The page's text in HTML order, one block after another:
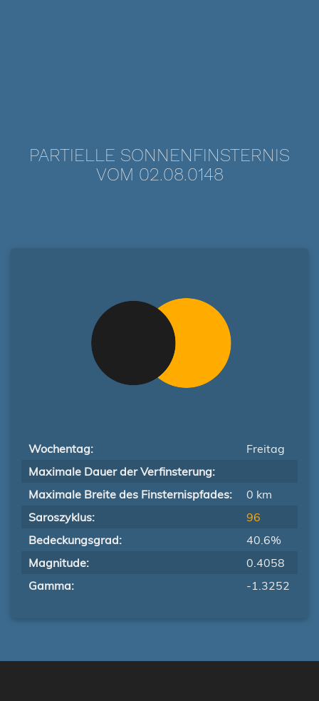
PARTIELLE SONNENFINSTERNIS
VOM 02.08.0148
Wochentag:
Freitag
Maximale Dauer der Verfinsterung:
Maximale Breite des Finsternispfades:
0 km
Saroszyklus:
96
Bedeckungsgrad:
40.6%
Magnitude:
0.4058
Gamma:
-1.3252